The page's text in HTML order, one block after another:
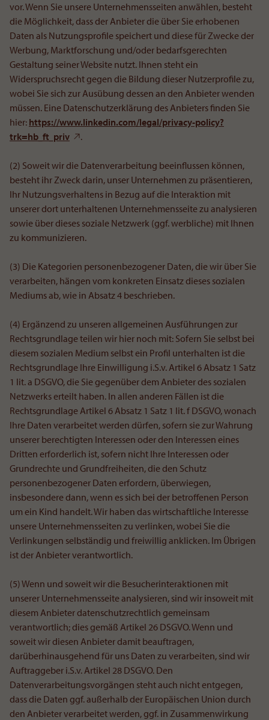
vor. Wenn Sie unsere Unternehmensseiten anwählen, besteht
die Möglichkeit, dass der Anbieter die über Sie erhobenen
Daten als Nutzungsprofile speichert und diese für Zwecke der
Werbung, Marktforschung und/oder bedarfsgerechten
Gestaltung seiner Website nutzt. Ihnen steht ein
Widerspruchsrecht gegen die Bildung dieser Nutzerprofile zu,
wobei Sie sich zur Ausübung dessen an den Anbieter wenden
müssen. Eine Datenschutzerklärung des Anbieters finden Sie
hier: https://www.linkedin.com/legal/privacy-policy?
trk=hb_ft_priv
.
(2) Soweit wir die Datenverarbeitung beeinflussen können,
besteht ihr Zweck darin, unser Unternehmen zu präsentieren,
Ihr Nutzungsverhaltens in Bezug auf die Interaktion mit
unserer dort unterhaltenen Unternehmensseite zu analysieren
sowie über dieses soziale Netzwerk (ggf. werbliche) mit Ihnen
zu kommunizieren.
(3) Die Kategorien personenbezogener Daten, die wir über Sie
verarbeiten, hängen vom konkreten Einsatz dieses sozialen
Mediums ab, wie in Absatz 4 beschrieben.
(4) Ergänzend zu unseren allgemeinen Ausführungen zur
Rechtsgrundlage teilen wir hier noch mit: Sofern Sie selbst bei
diesem sozialen Medium selbst ein Profil unterhalten ist die
Rechtsgrundlage Ihre Einwilligung i.S.v. Artikel 6 Absatz 1 Satz
1 lit. a DSGVO, die Sie gegenüber dem Anbieter des sozialen
Netzwerks erteilt haben. In allen anderen Fällen ist die
Rechtsgrundlage Artikel 6 Absatz 1 Satz 1 lit. f DSGVO, wonach
Ihre Daten verarbeitet werden dürfen, sofern sie zur Wahrung
unserer berechtigten Interessen oder den Interessen eines
Dritten erforderlich ist, sofern nicht Ihre Interessen oder
Grundrechte und Grundfreiheiten, die den Schutz
personenbezogener Daten erfordern, überwiegen,
insbesondere dann, wenn es sich bei der betroffenen Person
um ein Kind handelt. Wir haben das wirtschaftliche Interesse
unsere Unternehmensseiten zu verlinken, wobei Sie die
Verlinkungen selbständig und freiwillig anklicken. Im Übrigen
ist der Anbieter verantwortlich.
(5) Wenn und soweit wir die Besucherinteraktionen mit
unserer Unternehmensseite analysieren, sind wir insoweit mit
diesem Anbieter datenschutzrechtlich gemeinsam
verantwortlich; dies gemäß Artikel 26 DSGVO. Wenn und
soweit wir diesen Anbieter damit beauftragen,
darüberhinausgehend für uns Daten zu verarbeiten, sind wir
Auftraggeber i.S.v. Artikel 28 DSGVO. Den
Datenverarbeitungsvorgängen steht auch nicht entgegen,
dass die Daten ggf. außerhalb der Europäischen Union durch
den Anbieter verarbeitet werden, ggf. in Zusammenwirkung